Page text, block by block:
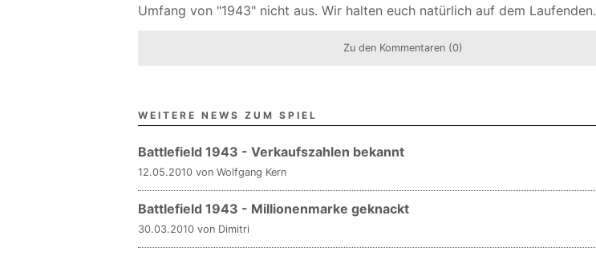
Umfang von "1943" nicht aus. Wir halten euch natürlich auf dem Laufenden.
Zu den Kommentaren (0)
WEITERE NEWS ZUM SPIEL
Battlefield 1943 - Verkaufszahlen bekannt
12.05.2010 von Wolfgang Kern
Battlefield 1943 - Millionenmarke geknackt
30.03.2010 von Dimitri